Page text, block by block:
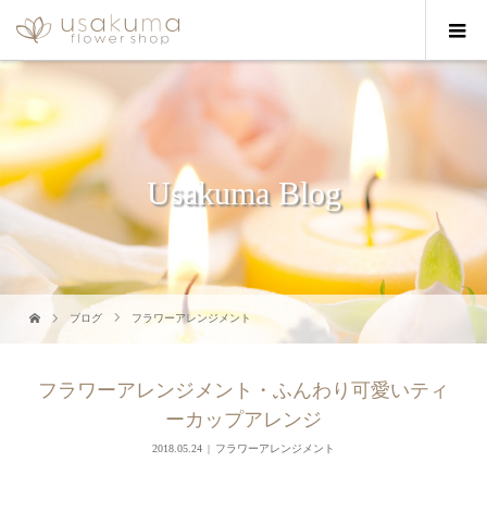
Usakuma Blog
ブログ フラワーアレンジメント
フラワーアレンジメント・ふんわり可愛いティ
ーカップアレンジ
2018.05.24 フラワーアレンジメント